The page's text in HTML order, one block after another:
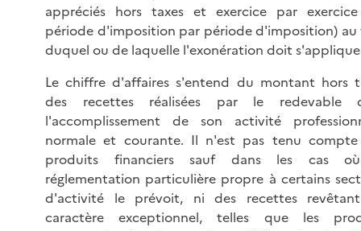
appréciés hors taxes et exercice par
période d'imposition par période d'imposition)
duquel ou de laquelle l'exonération doit
Le chiffre d'affaires s'entend du montant hors
des recettes réalisées par le redevable
l'accomplissement de son activité
normale et courante. Il n'est pas tenu
produits financiers sauf dans les cas
réglementation particulière propre à certains
d'activité le prévoit, ni des recettes
caractère exceptionnel, telles que les